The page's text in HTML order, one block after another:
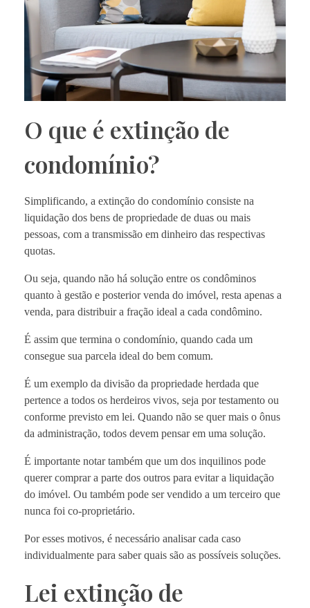
O que é extinção de
condomínio?
Simplificando, a extinção do condomínio consiste na
liquidação dos bens de propriedade de duas ou mais
pessoas, com a transmissão em dinheiro das respectivas
quotas.
Ou seja, quando não há solução entre os condôminos
quanto à gestão e posterior venda do imóvel, resta apenas a
venda, para distribuir a fração ideal a cada condômino.
É assim que termina o condomínio, quando cada um
consegue sua parcela ideal do bem comum.
É um exemplo da divisão da propriedade herdada que
pertence a todos os herdeiros vivos, seja por testamento ou
conforme previsto em lei. Quando não se quer mais o ônus
da administração, todos devem pensar em uma solução.
É importante notar também que um dos inquilinos pode
querer comprar a parte dos outros para evitar a liquidação
do imóvel. Ou também pode ser vendido a um terceiro que
nunca foi co-proprietário.
Por esses motivos, é necessário analisar cada caso
individualmente para saber quais são as possíveis soluções.
Lei extinção de